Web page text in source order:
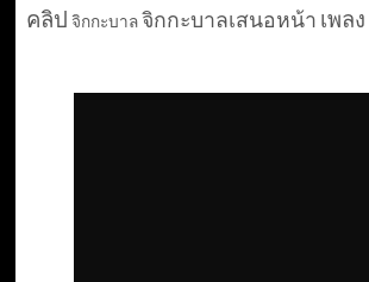
คลิป จิกกะบาลจิกกะบาลเสนอหน้า เพลง